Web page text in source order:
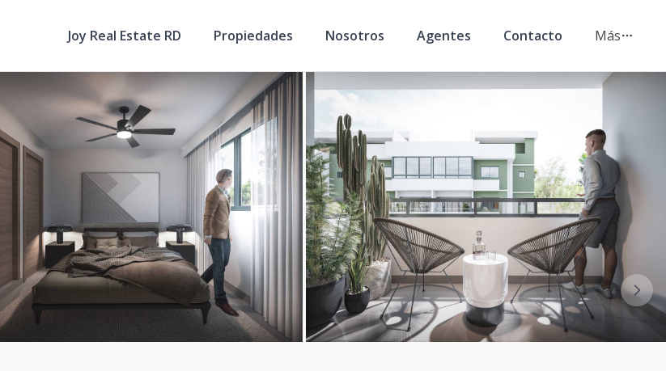
Joy Real Estate RD Propiedades Nosotros Agentes Contacto Más